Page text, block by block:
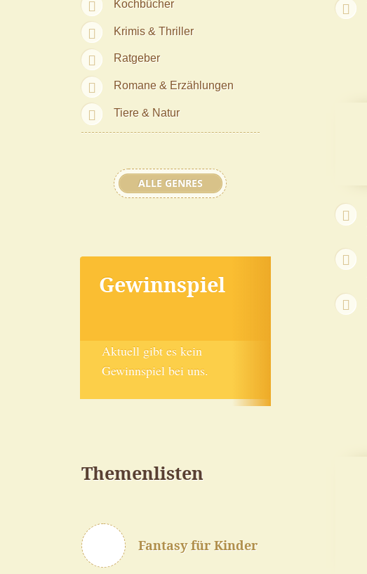
Kochbücher
Krimis & Thriller
Ratgeber
Romane & Erzählungen
Tiere & Natur
ALLE GENRES
Gewinnspiel
Aktuell gibt es kein
Gewinnspiel bei uns.
Themenlisten
Fantasy für Kinder